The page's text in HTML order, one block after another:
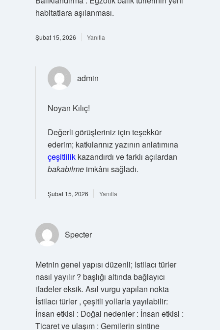
habitatlara aşılanması.
Şubat 15, 2026 Yanıtla
admin
Noyan Kılıç!
Değerli görüşleriniz için teşekkür
ederim; katkılarınız yazının anlatımına
çeşitlilikkazandırdı ve farklı açılardan
bakabilmeimkânı sağladı.
Şubat 15, 2026 Yanıtla
Specter
Metnin genel yapısı düzenli; Istilacı türler
nasıl yayılır ? başlığı altında bağlayıcı
ifadeler eksik. Asıl vurgu yapılan nokta
İstilacı türler , çeşitli yollarla yayılabilir:
İnsan etkisi : Doğal nedenler : İnsan etkisi :
Ticaret ve ulaşım : Gemilerin sintine